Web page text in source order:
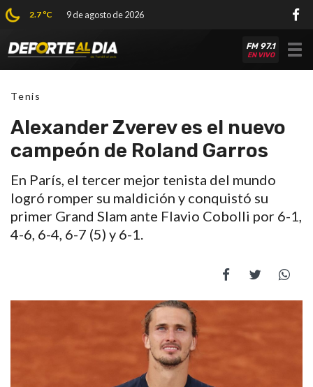
2.7 ºC 9 de agosto de 2026
FM 97.1
EN VIVO
Tenis
Alexander Zverev es el nuevo
campeón de Roland Garros
En París, el tercer mejor tenista del mundo
logró romper su maldición y conquistó su
primer Grand Slam ante Flavio Cobolli por 6-1,
4-6, 6-4, 6-7 (5) y 6-1.